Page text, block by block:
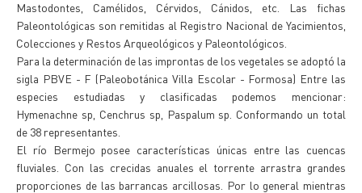
Mastodontes, Camélidos, Cérvidos, Cánidos, etc. Las fichas
Paleontológicas son remitidas al Registro Nacional de Yacimientos,
Colecciones y Restos Arqueológicos y Paleontológicos.
Para la determinación de las improntas de los vegetales se adoptó la
sigla PBVE - F (Paleobotánica Villa Escolar - Formosa) Entre las
especies estudiadas y clasificadas podemos mencionar:
Hymenachne sp, Cenchrus sp, Paspalum sp. Conformando un total
de 38 representantes.
El río Bermejo posee características únicas entre las cuencas
fluviales. Con las crecidas anuales el torrente arrastra grandes
proporciones de las barrancas arcillosas. Por lo general mientras